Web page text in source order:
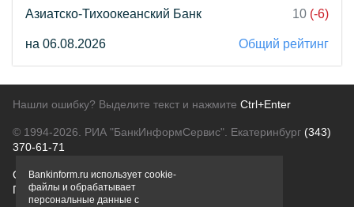
Азиатско-Тихоокеанский Банк
10 (-6)
на 06.08.2026 Общий рейтинг
Нашли ошибку? Выделите текст и нажмите Ctrl+Enter
© 1994-2026. РИА "БанкИнформСервис". Екатеринбург (343)
370-61-71
О проектеПолитика конфиденциальности
Правовая информацияДля рекламодателей
Bankinform.ru использует cookie-
файлы и обрабатывает
персональные данные с